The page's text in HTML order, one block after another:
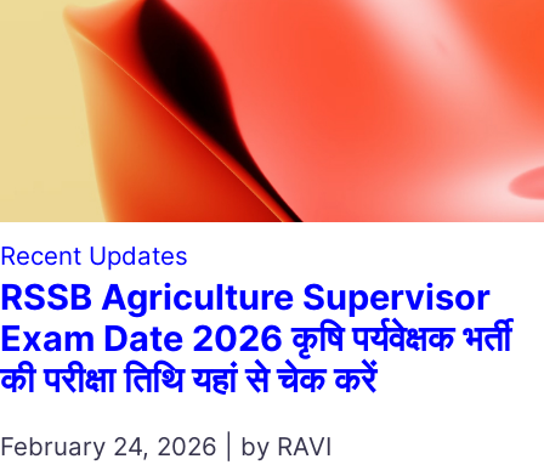
Recent Updates
RSSB Agriculture Supervisor
Exam Date 2026 कृषि पर्यवेक्षक भर्ती
की परीक्षा तिथि यहां से चेक करें
February 24, 2026 | by RAVI